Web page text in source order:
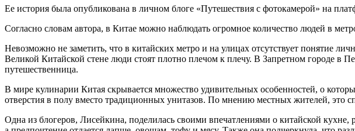
Ее история была опубликована в личном блоге «Путешествия с фотокамерой» на
Согласно словам автора, в Китае можно наблюдать огромное количество людей в
Невозможно не заметить, что в китайских метро и на улицах отсутствует понятие
Великой Китайской стене люди стоят плотно плечом к плечу. В Запретном городе в
путешественница.
В мире кулинарии Китая скрывается множество удивительных особенностей, о
отверстия в полу вместо традиционных унитазов. По мнению местных жителей, это
Одна из блогеров, Лисейкина, поделилась своими впечатлениями о китайской кухне,